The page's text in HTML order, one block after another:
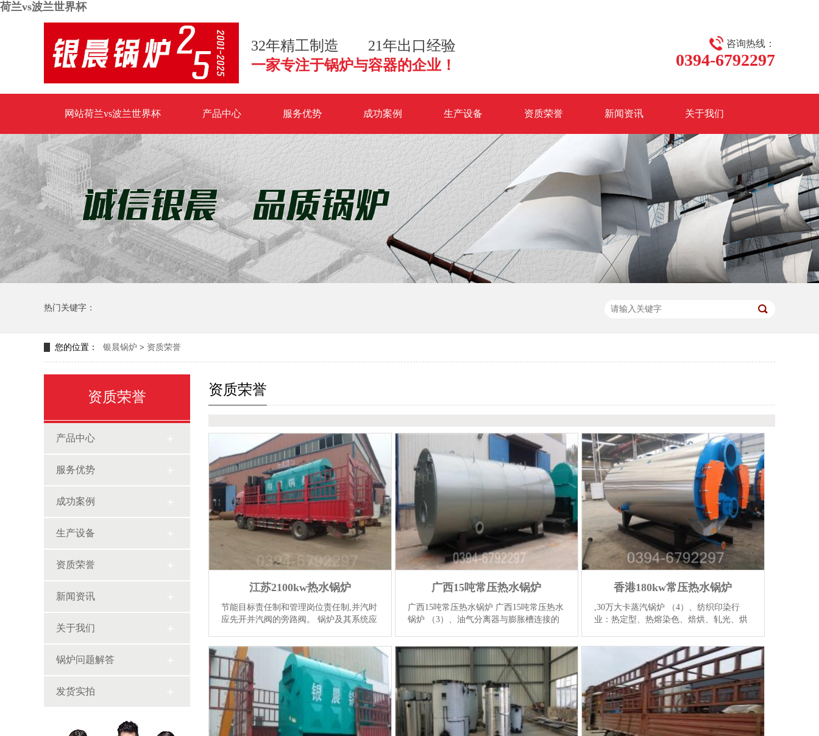
荷兰vs波兰世界杯
咨询热线：
0394-6792297
32年精工制造 21年出口经验
一家专注于锅炉与容器的企业！
网站荷兰vs波兰世界杯 产品中心 服务优势 成功案例 生产设备 资质荣誉 新闻资讯 关于我们
荷兰vs波兰世界杯
热门关键字：
您的位置： 银晨锅炉 > 资质荣誉
资质荣誉
产品中心
服务优势
成功案例
生产设备
资质荣誉
新闻资讯
关于我们
锅炉问题解答
发货实拍
资质荣誉
江苏2100kw热水锅炉
节能目标责任制和管理岗位责任制,并汽时
应先开并汽阀的旁路阀。 锅炉及其系统应
水、二次蒸汽和连续排污水的热量，并且
采取措施尽可能提高可...
广西15吨常压热水锅炉
广西15吨常压热水锅炉 广西15吨常压热水
锅炉 （3）、油气分离器与膨胀槽连接的
（4）、膨胀罐、储油罐的排气管直径应
比膨胀管规定值大一档次，排...
【详情】
香港180kw常压热水锅炉
,30万大卡蒸汽锅炉 （4）、纺织印染行
业：热定型、热熔染色、焙烘、轧光、烘
业：热压、热延、挤压、硫化成型、轧
光、喷射注机、胶浆搅拌机、...【详情】